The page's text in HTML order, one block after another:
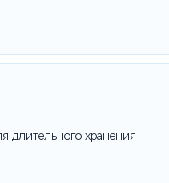
длительного хранения